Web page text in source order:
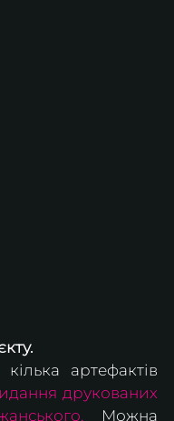
артефактів
друкованих
Можна